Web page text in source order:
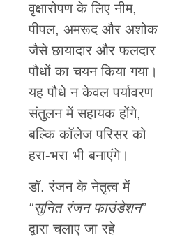
वृक्षारोपण के लिए नीम,
पीपल, अमरूद और अशोक
जैसे छायादार और फलदार
पौधों का चयन किया गया।
यह पौधे न केवल पर्यावरण
संतुलन में सहायक होंगे,
बल्कि कॉलेज परिसर को
हरा-भरा भी बनाएंगे।
डॉ. रंजन के नेतृत्व में
“सुनित रंजन फाउंडेशन”
द्वारा चलाए जा रहे